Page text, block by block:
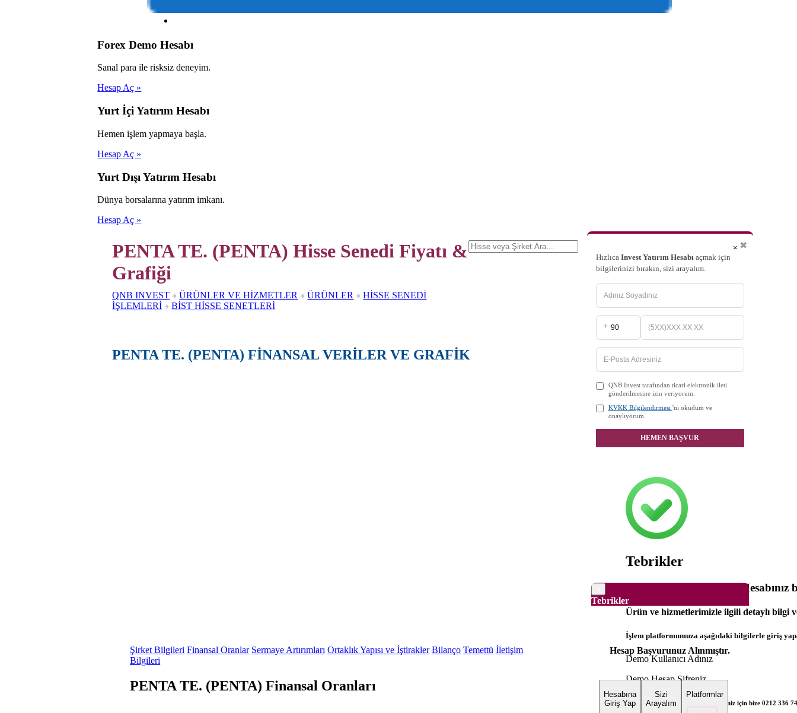
Forex Demo Hesabı
Sanal para ile risksiz deneyim.
Hesap Aç »
Yurt İçi Yatırım Hesabı
Hemen işlem yapmaya başla.
Hesap Aç »
Yurt Dışı Yatırım Hesabı
Dünya borsalarına yatırım imkanı.
Hesap Aç »
PENTA TE. (PENTA) Hisse SenediFiyatı &
Grafiği
QNB INVEST ÜRÜNLER VE HİZMETLER ÜRÜNLER
HİSSE SENEDİ
İŞLEMLERİ
BİST HİSSE SENETLERİ
PENTA TE. (PENTA) FİNANSAL VERİLER VE GRAFİK
Şirket Bilgileri Finansal Oranlar Sermaye Artırımları Ortaklık Yapısı ve İştirakler Bilanço Temettü İletişim
Bilgileri
PENTA TE. (PENTA) Finansal Oranları
✖
Hızlıca Invest Yatırım Hesabıaçmak için
bilgilerinizi bırakın, sizi arayalım.
+
QNB Invest tarafından ticari elektronik ileti
gönderilmesine izin veriyorum.
KVKK Bilgilendirmesi 'ni okudum ve
onaylıyorum.
HEMEN BAŞVUR
Tebrikler
Hesap Başvurunuz Alınmıştır.
Hesabına
Giriş Yap
Sizi
Arayalım
Platformlar
×
Tebrikler
Dünya Borsaları Demo
Ürün ve hizmetlerimizle ilgili detaylı bilgi
İşlem platformumuza aşağıdaki bilgilerle giriş
Demo Kullanıcı Adınız
Demo Hesap Şifreniz
Bilgi ve gerçek hesap açılış talepleriniz için bize 0212 336